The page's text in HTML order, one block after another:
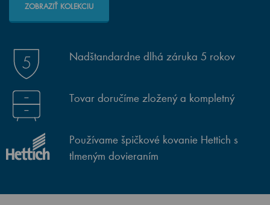
ZOBRAZIŤ KOLEKCIU
Nadštandardne dlhá záruka 5 rokov
Tovar doručíme zložený a kompletný
Používame špičkové kovanie Hettich s
tlmeným dovieraním